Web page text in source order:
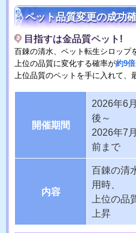
ペット品質変更の成功
目指すは金品質ペット!
百錬の清水、ペット転生シロップ
上位の品質に変化する確率が約9
上位品質のペットを手に入れて、
開催期間
2026年6
後～
2026年7
前まで
内容
百錬の清
用時、
上位の
上昇